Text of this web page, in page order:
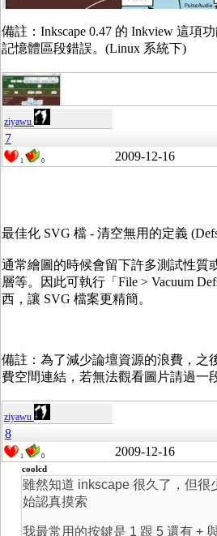
備註：Inkscape 0.47 的 Inkview 這項
記憶體區段錯誤。(Linux 系統下)
ziyawu
7
1 0 2009-12-16
最佳化 SVG 檔 - 清空無用的定義
通常繪圖的時候會留下許多測試性質
層等。因此可執行「File > Vacuum
西，讓 SVG 檔案更精簡。
備註：為了減少論壇資源的浪費，之
費空間連結，若無法觀看圖片請過一
ziyawu
8
1 0 2009-12-16
coolcd
雖然知道 inkscape 很久了，但很
始認真摸索
我最常用的按鍵是 1 跟 5 還有 +